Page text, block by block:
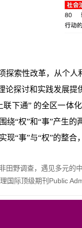
探索性改革，从个
论探讨和实践发展
下通” 的全区一体
绕“权”和“事”产生
现“事”与“权”的整合
田野调查，遇见多元的
国际顶级期刊Public